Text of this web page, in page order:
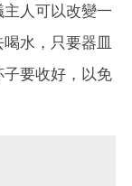
人可以改變一
水，只要器皿
要收好，以免